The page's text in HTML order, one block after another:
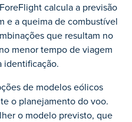
calcula a previsão
e a queima de combustível
que resultam no
menor tempo de viagem
identificação.
de modelos eólicos
o planejamento do voo.
o modelo previsto, que